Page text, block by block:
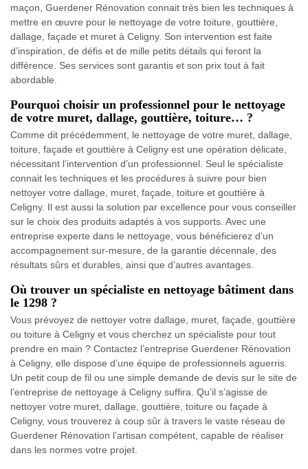
maçon, Guerdener Rénovation connait très bien les techniques à
mettre en œuvre pour le nettoyage de votre toiture, gouttière,
dallage, façade et muret à Celigny. Son intervention est faite
d’inspiration, de défis et de mille petits détails qui feront la
différence. Ses services sont garantis et son prix tout à fait
abordable.
Pourquoi choisir un professionnel pour le nettoyage
de votre muret, dallage, gouttière, toiture… ?
Comme dit précédemment, le nettoyage de votre muret, dallage,
toiture, façade et gouttière à Celigny est une opération délicate,
nécessitant l’intervention d’un professionnel. Seul le spécialiste
connait les techniques et les procédures à suivre pour bien
nettoyer votre dallage, muret, façade, toiture et gouttière à
Celigny. Il est aussi la solution par excellence pour vous conseiller
sur le choix des produits adaptés à vos supports. Avec une
entreprise experte dans le nettoyage, vous bénéficierez d’un
accompagnement sur-mesure, de la garantie décennale, des
résultats sûrs et durables, ainsi que d’autres avantages.
Où trouver un spécialiste en nettoyage bâtiment dans
le 1298 ?
Vous prévoyez de nettoyer votre dallage, muret, façade, gouttière
ou toiture à Celigny et vous cherchez un spécialiste pour tout
prendre en main ? Contactez l’entreprise Guerdener Rénovation
à Celigny, elle dispose d’une équipe de professionnels aguerris.
Un petit coup de fil ou une simple demande de devis sur le site de
l’entreprise de nettoyage à Celigny suffira. Qu’il s’agisse de
nettoyer votre muret, dallage, gouttière, toiture ou façade à
Celigny, vous trouverez à coup sûr à travers le vaste réseau de
Guerdener Rénovation l’artisan compétent, capable de réaliser
dans les normes votre projet.